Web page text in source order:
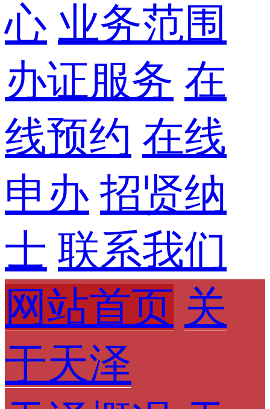
心 业务范围
办证服务 在
线预约 在线
申办 招贤纳
士 联系我们
网站首页 关
于天泽